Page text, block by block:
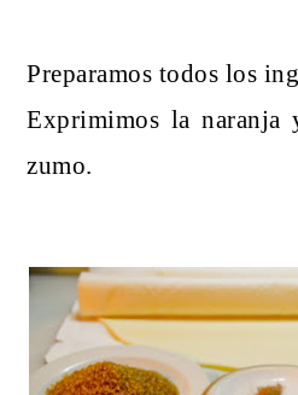
Preparamos todos los
Exprimimos la naranja
zumo.